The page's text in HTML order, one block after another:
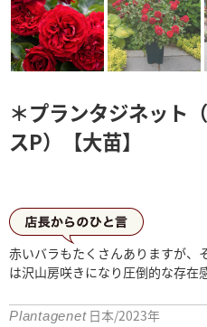
＊プランタジネット
スP）【大苗】
店長からひとこと
赤いバラもたくさんありますが、
は沢山房咲きになり圧倒的な存在
Plantagenet日本/2023年